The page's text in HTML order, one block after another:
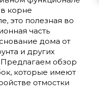
корне
это полезная во
часть
дома от
и других
обзор
которые имеют
отмостки